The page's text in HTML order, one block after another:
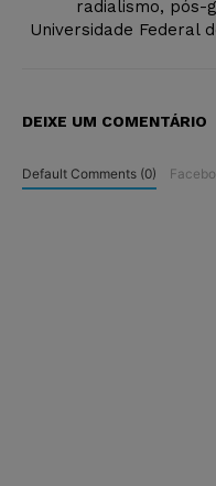
radialismo, pós-
Universidade Federal
DEIXE UM COMENTÁRIO
Default Comments (0)